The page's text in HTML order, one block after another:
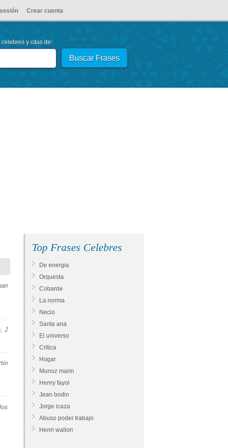
Crear cuenta
celebres y citas de:
J
Top Frases Celebres
De energia
Orquesta
Cobarde
La norma
Necio
Santa ana
El universo
Critica
Hogar
Munoz marin
Henry fayol
Jean bodin
Jorge icaza
Abuso poder trabajo
Henri wallon